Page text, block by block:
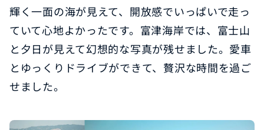
輝く一面の海が見えて、開放感でいっぱいで走っ
ていて心地よかったです。富津海岸では、富士山
と夕日が見えて幻想的な写真が残せました。愛車
とゆっくりドライブができて、贅沢な時間を過ご
せました。